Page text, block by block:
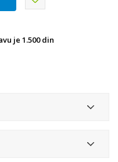
je 1.500 din